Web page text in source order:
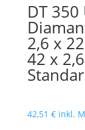
DT 350
2,6 x
42 x
42,51 € inkl.